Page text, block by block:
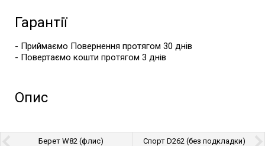
Гарантії
- Приймаємо Повернення протягом 30 днів
- Повертаємо кошти протягом 3 днів
Опис
Спорт D262 (без подкладки)
Берет W82 (флис)